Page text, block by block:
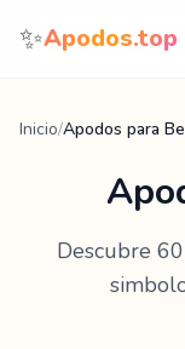
Saltar al contenido
✨Apodos.top
Inicio/Apodos para
Descubre 60